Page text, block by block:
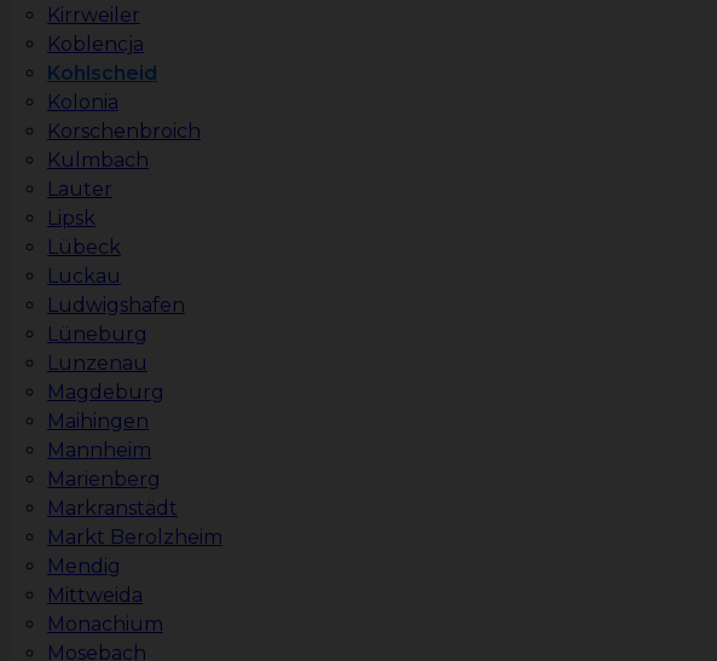
Kirrweiler
Koblencja
Kohlscheid
Kolonia
Korschenbroich
Kulmbach
Lauter
Lipsk
Lübeck
Luckau
Ludwigshafen
Lüneburg
Lunzenau
Magdeburg
Maihingen
Mannheim
Marienberg
Markranstädt
Markt Berolzheim
Mendig
Mittweida
Monachium
Mosebach